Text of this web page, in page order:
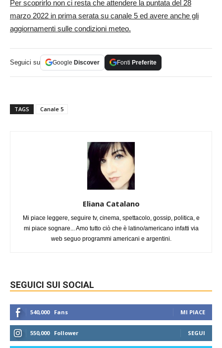
Per scoprirlo non ci resta che attendere la puntata del 28
marzo 2022 in prima serata su canale 5 ed avere anche gli
aggiornamenti sulle condizioni meteo.
Seguici su Google Discover Fonti Preferite
TAGS Canale 5
Eliana Catalano
Mi piace leggere, seguire tv, cinema, spettacolo, gossip, politica, e
mi piace sognare... Amo tutto ciò che è latino/americano infatti via
web seguo programmi americani e argentini.
SEGUICI SUI SOCIAL
540,000 Fans MI PIACE
550,000 Follower SEGUI